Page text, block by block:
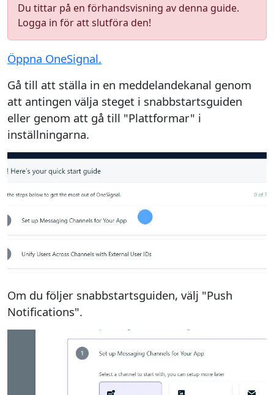
Du tittar på en förhandsvisning av denna guide.
Logga in för att slutföra den!
Öppna OneSignal.
Gå till att ställa in en meddelandekanal genom
att antingen välja steget i snabbstartsguiden
eller genom att gå till "Plattformar" i
inställningarna.
Om du följer snabbstartsguiden, välj "Push
Notifications".